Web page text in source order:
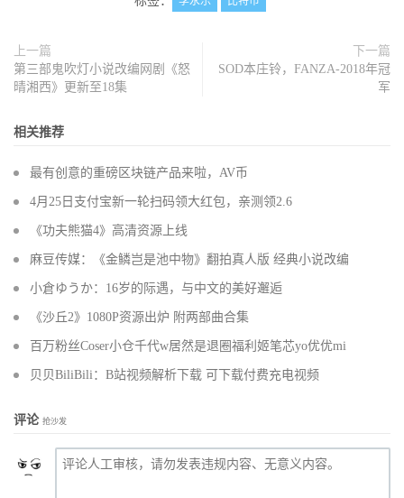
上一篇
第三部鬼吹灯小说改编网剧《怒
晴湘西》更新至18集
下一篇
SOD本庄铃，FANZA-2018年冠
军
相关推荐
最有创意的重磅区块链产品来啦，AV币
4月25日支付宝新一轮扫码领大红包，亲测领2.6
《功夫熊猫4》高清资源上线
麻豆传媒：《金鳞岂是池中物》翻拍真人版 经典小说改编
小倉ゆうか：16岁的际遇，与中文的美好邂逅
《沙丘2》1080P资源出炉 附两部曲合集
百万粉丝Coser小仓千代w居然是退圈福利姬笔芯yo优优mi
贝贝BiliBili：B站视频解析下载 可下载付费充电视频
评论 抢沙发